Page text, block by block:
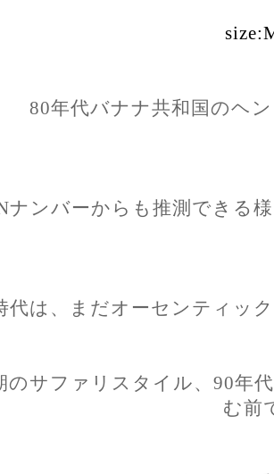
80年代バナナ共和国のヘ
ナンバーからも推測できる
代は、まだオーセンティッ
のサファリスタイル、90年
む前